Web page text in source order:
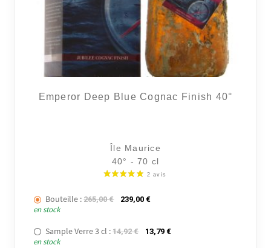
Emperor Deep Blue Cognac Finish 40°
Île Maurice
40° - 70 cl
Bouteille : 265,00€ Le prix initial était : 265,00 €.
239,00 €Le prix actuel est : 239,00 €.
en stock
Sample Verre 3 cl : 14,92€ Le prix initial était : 14,92 €.
13,79 €Le prix actuel est : 13,79
en stock